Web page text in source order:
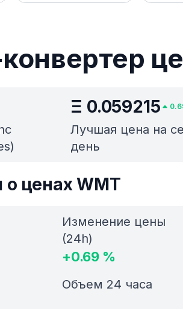
Ξ 0.059215
Лучшая цена на
день
ценах WMT
Изменение цены
(24h)
+0.69 %
Объем 24 часа